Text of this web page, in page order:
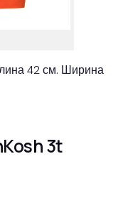
42 см. Ширина
3t